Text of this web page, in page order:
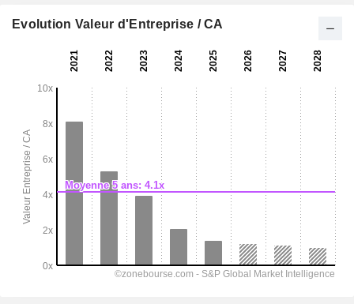
Evolution Valeur d'Entreprise / CA